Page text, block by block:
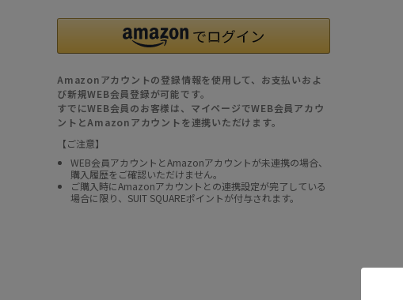
Amazonアカウントの登録情報を使用して、お支払いおよ
び新規WEB会員登録が可能です。
すでにWEB会員のお客様は、マイページでWEB会員アカウ
ントとAmazonアカウントを連携いただけます。
【ご注意】
WEB会員アカウントとAmazonアカウントが未連携の場合、
購入履歴をご確認いただけません。
ご購入時にAmazonアカウントとの連携設定が完了している
場合に限り、SUIT SQUAREポイントが付与されます。